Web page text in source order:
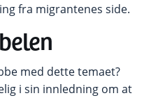
fra migrantenes side.
med dette temaet?
i sin innledning om at